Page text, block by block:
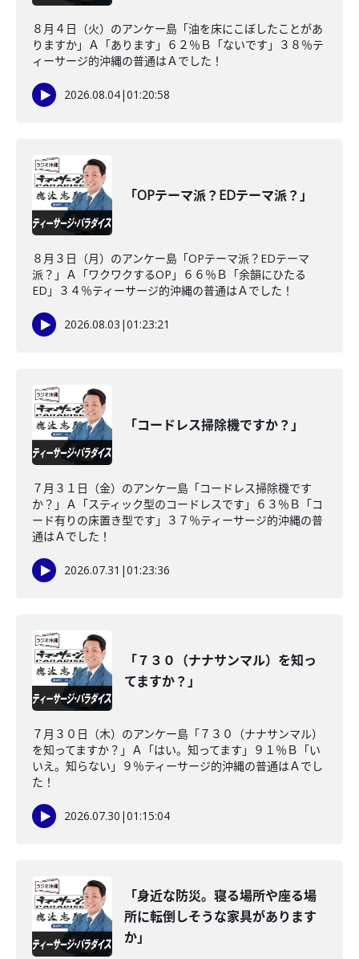
８月４日（火）のアンケー島「油を床にこぼしたことがあ
りますか」Ａ「あります」６２％Ｂ「ないです」３８％テ
ィーサージ的沖縄の普通はＡでした！
2026.08.04|01:20:58
「OPテーマ派？EDテーマ派？」
８月３日（月）のアンケー島「OPテーマ派？EDテーマ
派？」Ａ「ワクワクするOP」６６％Ｂ「余韻にひたる
ED」３４％ティーサージ的沖縄の普通はＡでした！
2026.08.03 |01:23:21
「コードレス掃除機ですか？」
７月３１日（金）のアンケー島「コードレス掃除機です
か？」Ａ「スティック型のコードレスです」６３％Ｂ「コ
ード有りの床置き型です」３７％ティーサージ的沖縄の普
通はＡでした！
2026.07.31 |01:23:36
「７３０（ナナサンマル）を知っ
てますか？」
７月３０日（木）のアンケー島「７３０（ナナサンマル）
を知ってますか？」Ａ「はい。知ってます」９１％Ｂ「い
いえ。知らない」９％ティーサージ的沖縄の普通はＡでし
た！
2026.07.30 |01:15:04
「身近な防災。寝る場所や座る場
所に転倒しそうな家具があります
か」